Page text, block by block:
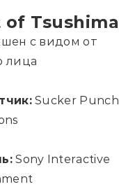
of Tsushima
с видом от
лица
Sucker Punch
Sony Interactive